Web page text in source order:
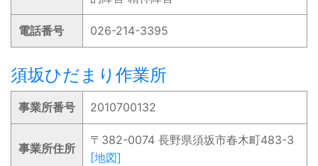
電話番号 026-214-3395
須坂ひだまり作業所
事業所番号 2010700132
事業所住所
〒382-0074 長野県須坂市春木町483-3
[地図]